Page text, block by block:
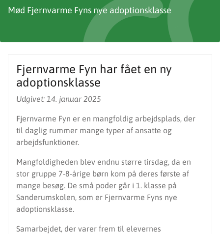
Mød Fjernvarme Fyns nye adoptionsklasse
Fjernvarme Fyn har fået en ny
adoptionsklasse
Udgivet: 14. januar 2025
Fjernvarme Fyn er en mangfoldig arbejdsplads, der
til daglig rummer mange typer af ansatte og
arbejdsfunktioner.
Mangfoldigheden blev endnu større tirsdag, da en
stor gruppe 7-8-årige børn kom på deres første af
mange besøg. De små poder går i 1. klasse på
Sanderumskolen, som er Fjernvarme Fyns nye
adoptionsklasse.
Samarbejdet, der varer frem til elevernes